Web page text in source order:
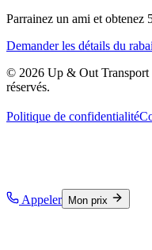
Parrainez un ami et obtenez
Demander les détails du
© 2026 Up & Out Transport
réservés.
Politique de confidentialité
Appeler Mon prix